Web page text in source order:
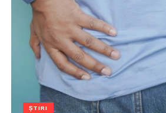
ȘTIRI